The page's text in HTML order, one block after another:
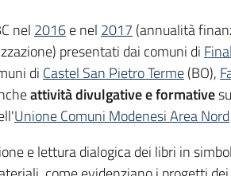
nel 2016e nel 2017 (annualità
presentati dai comuni di
di Castel San Pietro Terme(BO),
attività divulgative e formative
Unione Comuni Modenesi Area Nord
e lettura dialogica dei libri in